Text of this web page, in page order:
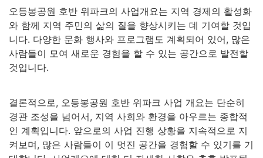
오등봉공원 호반 위파크의 사업개요는 지역 경제의 활성화
와 함께 지역 주민의 삶의 질을 향상시키는 데 기여할 것입
니다. 다양한 문화 행사와 프로그램도 계획되어 있어, 많은
사람들이 모여 새로운 경험을 할 수 있는 공간으로 발전할
것입니다.
결론적으로, 오등봉공원 호반 위파크 사업 개요는 단순히
경관 조성을 넘어서, 지역 사회와 환경을 아우르는 종합적
인 계획입니다. 앞으로의 사업 진행 상황을 지속적으로 지
켜보며, 많은 사람들이 이 멋진 공간을 경험할 수 있기를 기